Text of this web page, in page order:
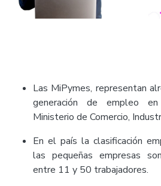
Las MiPymes, representan
generación de empleo
Ministerio de Comercio,
En el país la clasificación
las pequeñas empresas
entre 11 y 50 trabajadores.